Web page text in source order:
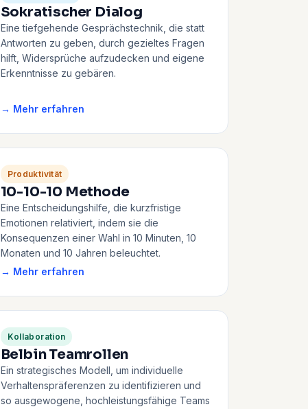
Sokratischer Dialog
Eine tiefgehende Gesprächstechnik, die statt
Antworten zu geben, durch gezieltes Fragen
hilft, Widersprüche aufzudecken und eigene
Erkenntnisse zu gebären.
→ Mehr erfahren
Produktivität
10-10-10 Methode
Eine Entscheidungshilfe, die kurzfristige
Emotionen relativiert, indem sie die
Konsequenzen einer Wahl in 10 Minuten, 10
Monaten und 10 Jahren beleuchtet.
→ Mehr erfahren
Kollaboration
Belbin Teamrollen
Ein strategisches Modell, um individuelle
Verhaltenspräferenzen zu identifizieren und
so ausgewogene, hochleistungsfähige Teams